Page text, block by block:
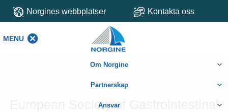
Norgines webbplatser Kontakta oss
MENU
Om Norgine
Partnerskap
Ansvar
European Society of Gastrointestinal